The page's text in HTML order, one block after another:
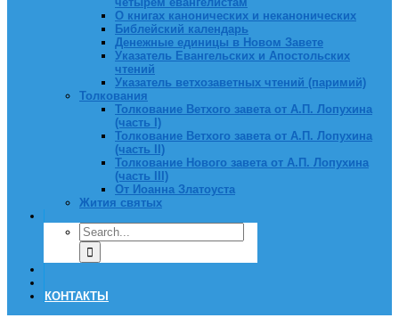
О книгах канонических и неканонических
Библейский календарь
Денежные единицы в Новом Завете
Указатель Евангельских и Апостольских
чтений
Указатель ветхозаветных чтений (паримий)
Толкования
Толкование Ветхого завета от А.П. Лопухина
(часть I)
Толкование Ветхого завета от А.П. Лопухина
(часть II)
Толкование Нового завета от А.П. Лопухина
(часть III)
От Иоанна Златоуста
Жития святых
КОНТАКТЫ